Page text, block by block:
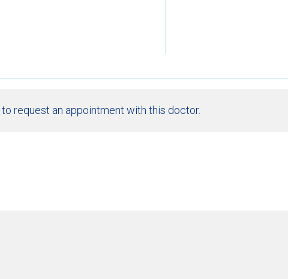
to request an appointment with this doctor.